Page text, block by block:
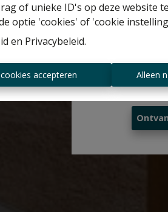
of unieke ID's op deze website
optie 'cookies' of 'cookie
en Privacybeleid.
accepteren Alleen
Altijd als